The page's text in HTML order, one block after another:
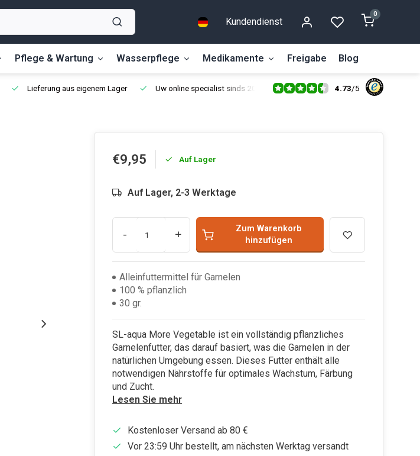
Kundendienst
0
Pflege & Wartung Wasserpflege Medikamente Freigabe Blog
Lieferung aus eigenem Lager Uw online specialist sinds 2014 4.73/5
€9,95 Auf Lager
Auf Lager, 2-3 Werktage
- +
Zum Warenkorb
hinzufügen
Alleinfuttermittel für Garnelen
100 % pflanzlich
30 gr.
SL-aqua More Vegetable ist ein vollständig pflanzliches
Garnelenfutter, das darauf basiert, was die Garnelen in der
natürlichen Umgebung essen. Dieses Futter enthält alle
notwendigen Nährstoffe für optimales Wachstum, Färbung
und Zucht.
Lesen Sie mehr
Kostenloser Versand ab 80 €
Vor 23:59 Uhr bestellt, am nächsten Werktag versandt